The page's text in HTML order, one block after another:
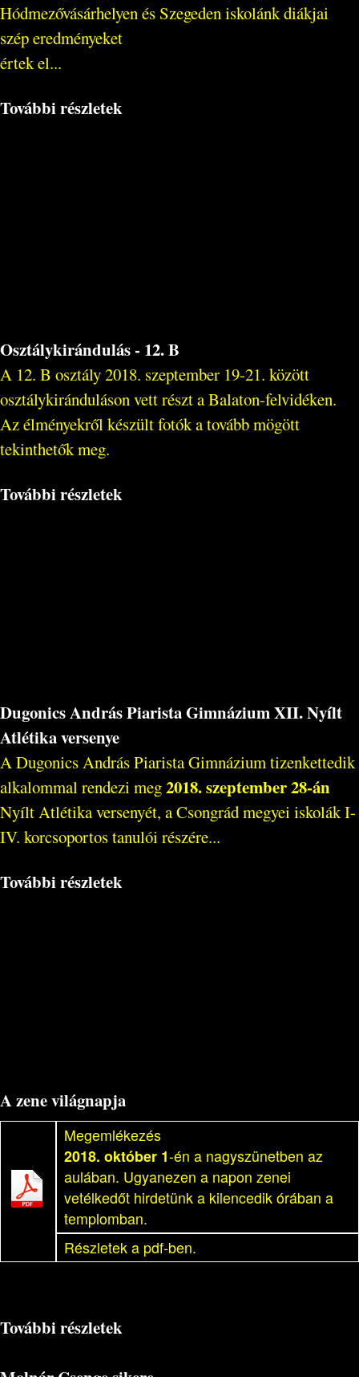
Hódmezővásárhelyen és Szegeden iskolánk diákjai
szép eredményeket
értek el...
További részletek
Osztálykirándulás - 12. B
A 12. B osztály 2018. szeptember 19-21. között
osztálykiránduláson vett részt a Balaton-felvidéken.
Az élményekről készült fotók a tovább mögött
tekinthetők meg.
További részletek
Dugonics András Piarista Gimnázium XII. Nyílt
Atlétika versenye
A Dugonics András Piarista Gimnázium tizenkettedik
alkalommal rendezi meg2018. szeptember 28-án
Nyílt Atlétika versenyét, a Csongrád megyei iskolák I-
IV. korcsoportos tanulói részére...
További részletek
A zene világnapja
Megemlékezés
2018. október 1-én a nagyszünetben az
aulában. Ugyanezen a napon zenei
vetélkedőt hirdetünk a kilencedik órában a
templomban.
Részletek a pdf-ben.
További részletek